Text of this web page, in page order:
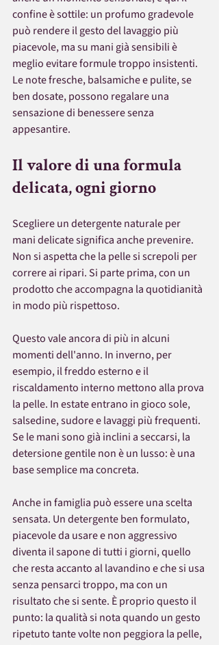
confine è sottile: un profumo gradevole
può rendere il gesto del lavaggio più
piacevole, ma su mani già sensibili è
meglio evitare formule troppo insistenti.
Le note fresche, balsamiche e pulite, se
ben dosate, possono regalare una
sensazione di benessere senza
appesantire.
Il valore di una formula
delicata, ogni giorno
Scegliere un detergente naturale per
mani delicate significa anche prevenire.
Non si aspetta che la pelle si screpoli per
correre ai ripari. Si parte prima, con un
prodotto che accompagna la quotidianità
in modo più rispettoso.
Questo vale ancora di più in alcuni
momenti dell'anno. In inverno, per
esempio, il freddo esterno e il
riscaldamento interno mettono alla prova
la pelle. In estate entrano in gioco sole,
salsedine, sudore e lavaggi più frequenti.
Se le mani sono già inclini a seccarsi, la
detersione gentile non è un lusso: è una
base semplice ma concreta.
Anche in famiglia può essere una scelta
sensata. Un detergente ben formulato,
piacevole da usare e non aggressivo
diventa il sapone di tutti i giorni, quello
che resta accanto al lavandino e che si usa
senza pensarci troppo, ma con un
risultato che si sente. È proprio questo il
punto: la qualità si nota quando un gesto
ripetuto tante volte non peggiora la pelle,